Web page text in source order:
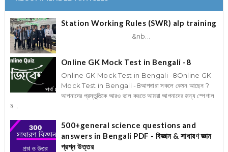
Station Working Rules (SWR) alp training
&nb...
Online GK Mock Test in Bengali -8
Online GK Mock Test in Bengali -8Online GK
Mock Test in Bengali -8আপনারা সকলে কেমন আছেন ?
আপনাদের প্রস্তুতিকে আরও ভাল করতে আমরা আপনাদের জন্য স্পেশাল
ম...
500+general science questions and
answers in Bengali PDF - বিজ্ঞান & সাধারণ জ্ঞান
প্রশ্ন উত্তর